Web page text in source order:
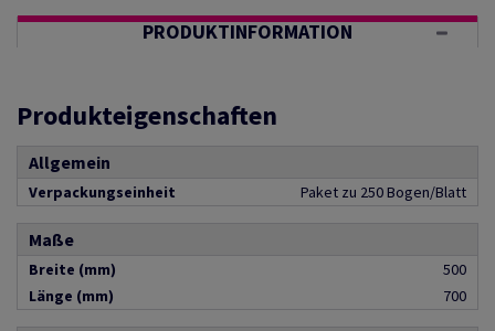
PRODUKTINFORMATION
Produkteigenschaften
Allgemein
Verpackungseinheit Paket zu 250 Bogen/Blatt
Maße
Breite (mm)
500
Länge (mm)
700